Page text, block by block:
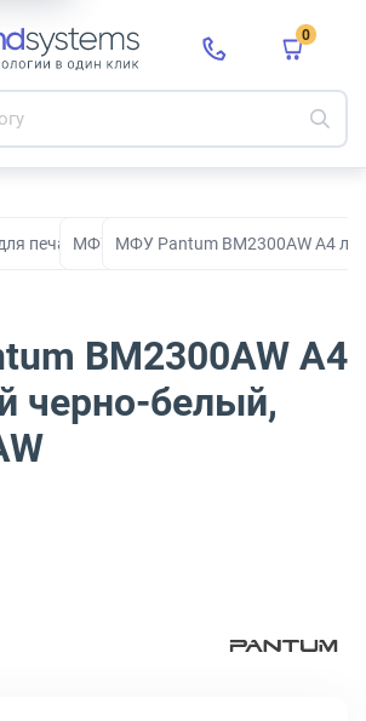
0
печати, сканирования и
МФУ МФУ Pantum BM2300AW A4
BM2300AW A4
черно-белый,